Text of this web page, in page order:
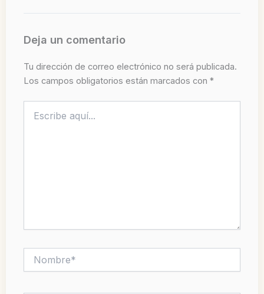
Deja un comentario
Tu dirección de correo electrónico no será publicada.
Los campos obligatorios están marcados con *
aquí...